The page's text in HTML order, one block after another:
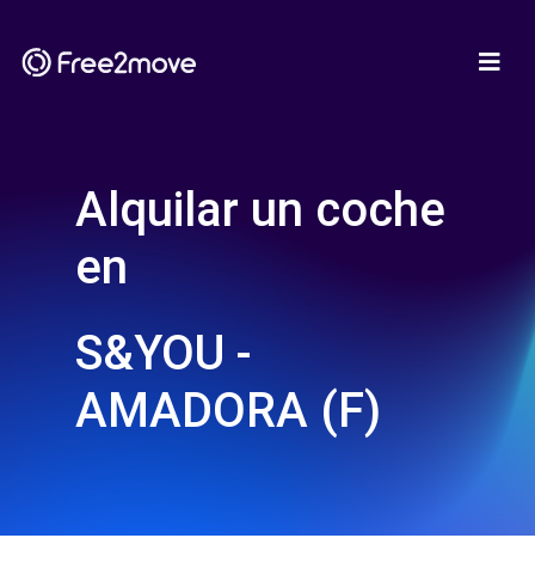
Alquilar un coche
en
S&YOU -
AMADORA (F)